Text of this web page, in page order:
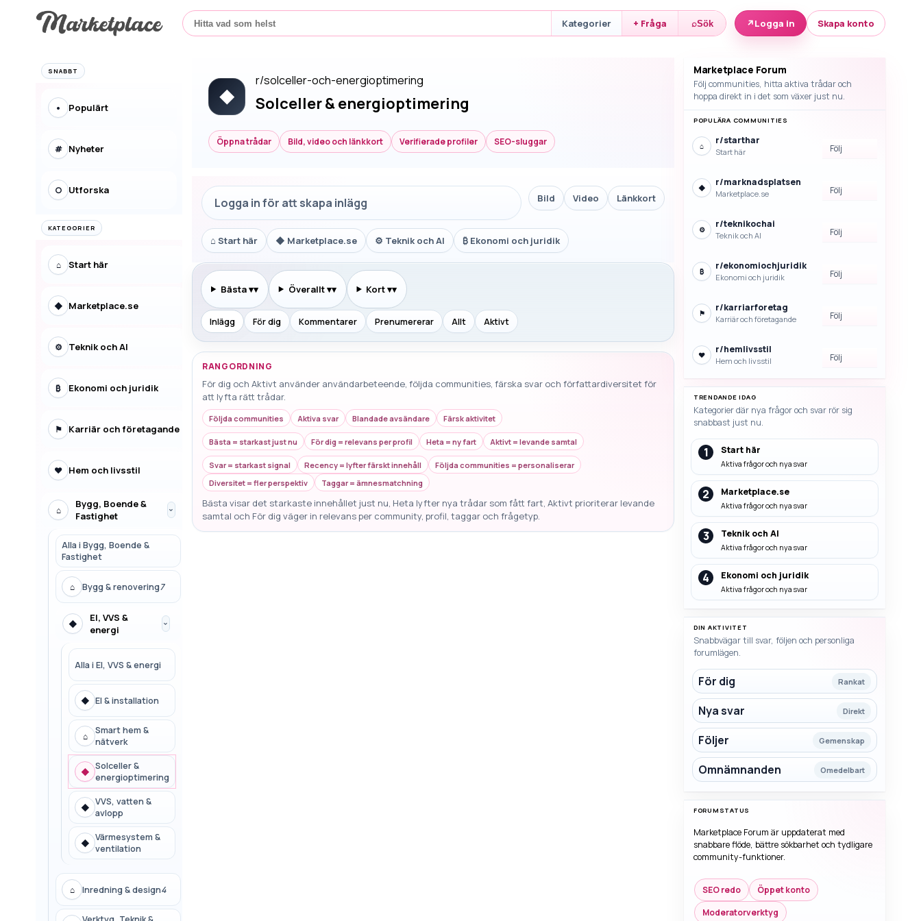
Kategorier + Fråga ⌕Sök ↗Logga in Skapa konto
SNABBT
• Populärt
# Nyheter
○ Utforska
KATEGORIER
⌂ Start här
◆ Marketplace.se
⚙ Teknik och AI
₿ Ekonomi och juridik
⚑ Karriär och företagande
♥ Hem och livsstil
⌂
Bygg, Boende &
Fastighet
›
Alla i Bygg, Boende &
Fastighet
⌂ Bygg & renovering7
◆
El, VVS &
energi
›
Alla i El, VVS & energi
◆ El & installation
⌂
Smart hem &
nätverk
◆ Solceller &
energioptimering
◆ VVS, vatten &
avlopp
◆ Värmesystem &
ventilation
⌂ Inredning & design4
◆
r/solceller-och-energioptimering
Solceller & energioptimering
Öppna trådar Bild, video och länkkort Verifierade profiler SEO-sluggar
Logga in för att skapa inlägg Bild Video Länkkort
⌂ Start här ◆ Marketplace.se ⚙ Teknik och AI ₿ Ekonomi och juridik
Bästa▾ Överallt▾ Kort▾
Inlägg För dig Kommentarer Prenumererar Allt Aktivt
RANGORDNING
För dig och Aktivt använder användarbeteende, följda communities, färska svar och författardiversitet för
att lyfta rätt trådar.
Följda communities Aktiva svar Blandade avsändare Färsk aktivitet
Bästa = starkast just nu För dig = relevans per profil Heta = ny fart Aktivt = levande samtal
Svar = starkast signal Recency = lyfter färskt innehåll
Följda communities = personaliserar
Diversitet = fler perspektiv
Taggar = ämnesmatchning
Bästa visar det starkaste innehållet just nu, Heta lyfter nya trådar som fått fart, Aktivt prioriterar levande
samtal och För dig väger in relevans per community, profil, taggar och frågetyp.
Marketplace Forum
Följ communities, hitta aktiva trådar och
hoppa direkt in i det som växer just nu.
POPULÄRA COMMUNITIES
⌂ r/starthar
Start här Följ
◆ r/marknadsplatsen
Marketplace.se Följ
⚙ r/teknikochai
Teknik och AI Följ
₿ r/ekonomiochjuridik
Ekonomi och juridik Följ
⚑ r/karriarforetag
Karriär och företagande Följ
♥ r/hemlivsstil
Hem och livsstil Följ
TRENDANDE IDAG
Kategorier där nya frågor och svar rör sig
snabbast just nu.
1 Start här
Aktiva frågor och nya svar
2 Marketplace.se
Aktiva frågor och nya svar
3 Teknik och AI
Aktiva frågor och nya svar
4 Ekonomi och juridik
Aktiva frågor och nya svar
DIN AKTIVITET
Snabbvägar till svar, följen och personliga
forumlägen.
För dig Rankat
Nya svar Direkt
Följer Gemenskap
Omnämnanden Omedelbart
FORUMSTATUS
Marketplace Forum är uppdaterat med
snabbare flöde, bättre sökbarhet och tydligare
community-funktioner.
SEO redo
Öppet konto
Moderatorverktyg